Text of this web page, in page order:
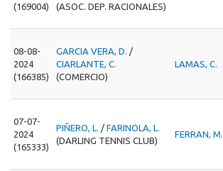
(169004)
(ASOC. DEP. RACIONALES)
08-08-
2024
(166385)
GARCIA VERA, D. /
CIARLANTE, C.
(COMERCIO)
LAMAS, C.
07-07-
2024
(165333)
PIÑERO, L. / FARINOLA, L.
(DARLING TENNIS CLUB)
FERRAN, M.